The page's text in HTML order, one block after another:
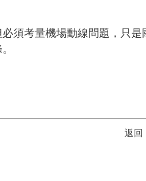
須考量機場動線問題，只
返回